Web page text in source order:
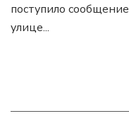
поступило
улице...